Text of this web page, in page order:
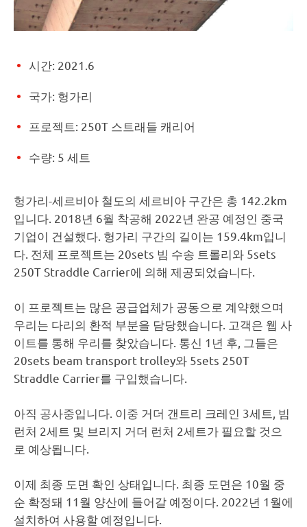
시간: 2021.6
국가: 헝가리
프로젝트: 250T 스트래들 캐리어
수량: 5 세트
헝가리-세르비아 철도의 세르비아 구간은 총 142.2km
입니다. 2018년 6월 착공해 2022년 완공 예정인 중국
기업이 건설했다. 헝가리 구간의 길이는 159.4km입니
다. 전체 프로젝트는 20sets 빔 수송 트롤리와 5sets
250T Straddle Carrier에 의해 제공되었습니다.
이 프로젝트는 많은 공급업체가 공동으로 계약했으며
우리는 다리의 환적 부분을 담당했습니다. 고객은 웹 사
이트를 통해 우리를 찾았습니다. 통신 1년 후, 그들은
20sets beam transport trolley와 5sets 250T
Straddle Carrier를 구입했습니다.
아직 공사중입니다. 이중 거더 갠트리 크레인 3세트, 빔
런처 2세트 및 브리지 거더 런처 2세트가 필요할 것으
로 예상됩니다.
이제 최종 도면 확인 상태입니다. 최종 도면은 10월 중
순 확정돼 11월 양산에 들어갈 예정이다. 2022년 1월에
설치하여 사용할 예정입니다.